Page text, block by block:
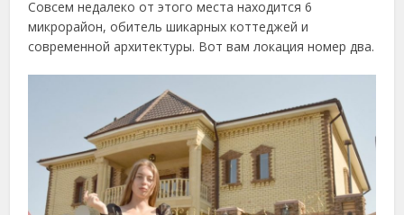
Совсем недалеко от этого места находится 6
микрорайон, обитель шикарных коттеджей и
современной архитектуры. Вот вам локация номер два.